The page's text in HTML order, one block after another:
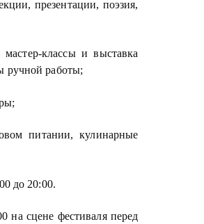
презентации, поэзия,
классы и выставка
ручной работы;
питании, кулинарные
до 20:00.
на сцене фестиваля перед